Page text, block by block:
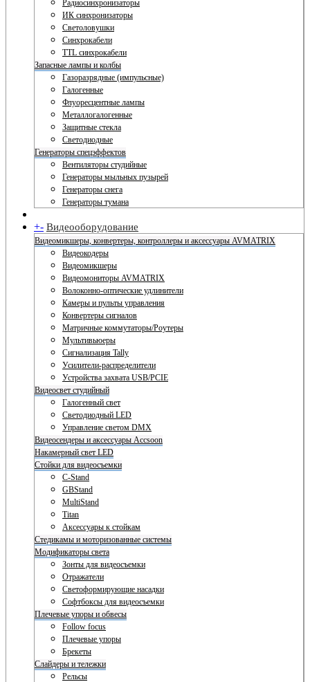
Радиосинхронизаторы
ИК синхронизаторы
Светоловушки
Синхрокабели
TTL синхрокабели
Запасные лампы и колбы
Газоразрядные (импульсные)
Галогенные
Флуоресцентные лампы
Металлогалогенные
Защитные стекла
Светодиодные
Генераторы спецэффектов
Вентиляторы студийные
Генераторы мыльных пузырей
Генераторы снега
Генераторы тумана
+- Видеооборудование
Видеомикшеры, конвертеры, контроллеры и аксессуары AVMATRIX
Видеокодеры
Видеомикшеры
Видеомониторы AVMATRIX
Волоконно-оптические удлинители
Камеры и пульты управления
Конвертеры сигналов
Матричные коммутаторы/Роутеры
Мультивьюеры
Сигнализация Tally
Усилители-распределители
Устройства захвата USB/PCIE
Видеосвет студийный
Галогенный свет
Светодиодный LED
Управление светом DMX
Видеосендеры и аксессуары Accsoon
Накамерный свет LED
Стойки для видеосъемки
C-Stand
GBStand
MultiStand
Titan
Аксессуары к стойкам
Стедикамы и моторизованные системы
Модификаторы света
Зонты для видеосъемки
Отражатели
Светоформирующие насадки
Софтбоксы для видеосъемки
Плечевые упоры и обвесы
Follow focus
Плечевые упоры
Брекеты
Слайдеры и тележки
Рельсы